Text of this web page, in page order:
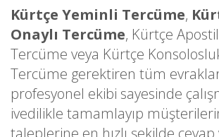
Kürtçe Yeminli Tercüme,
Onaylı Tercüme, Kürtçe
Tercüme veya Kürtçe
Tercüme gerektiren tüm
profesyonel ekibi sayesinde
ivedilikle tamamlayıp
taleplerine en hızlı şekilde